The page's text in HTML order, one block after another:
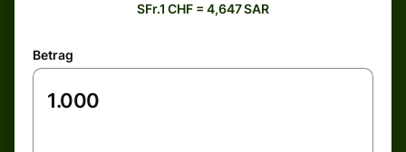
SFr.1 CHF = 4,647 SAR
Betrag